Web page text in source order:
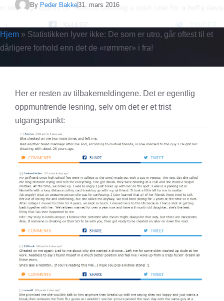
By Peder Bakke31. mars 2016
Hjem » Statistikken lyver ikke: De som er utro, går oftest til et
dårligere forhold enn det de «rømmer» i fra!
Her er resten av tilbakemeldingene. Det er egentlig
oppmuntrende lesning, selv om det er et trist
utgangspunkt: